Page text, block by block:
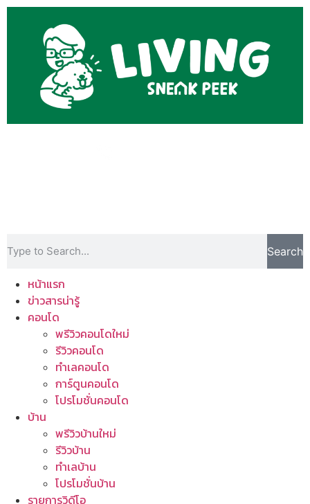
Search
หน้าแรก
ข่าวสารน่ารู้
คอนโด
พรีวิวคอนโดใหม่
รีวิวคอนโด
ทำเลคอนโด
การ์ตูนคอนโด
โปรโมชั่นคอนโด
บ้าน
พรีวิวบ้านใหม่
รีวิวบ้าน
ทำเลบ้าน
โปรโมชั่นบ้าน
รายการวิดีโอ